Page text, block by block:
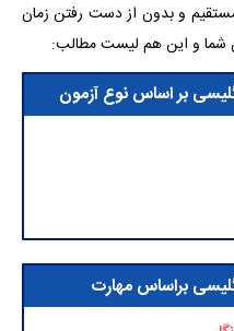
مستقیم و بدون از دست رفتن زمان
شما و این هم لیست مطالب:
بر اساس نوع آزمون
براساس مهارت